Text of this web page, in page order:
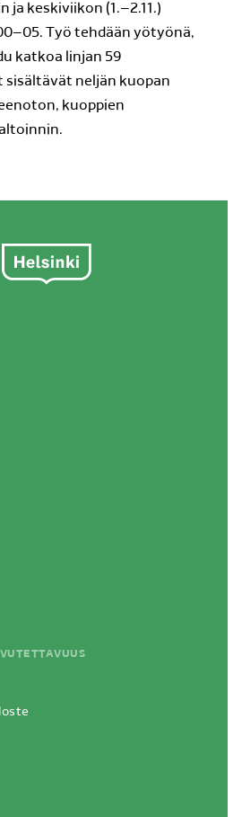
ja keskiviikon (1.–2.11.)
Työ tehdään yötyönä,
katkoa linjan 59
sisältävät neljän kuopan
kuoppien